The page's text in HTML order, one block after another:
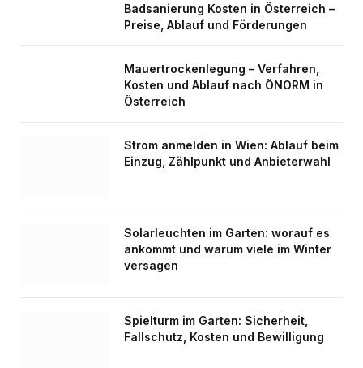
Badsanierung Kosten in Österreich –
Preise, Ablauf und Förderungen
Mauertrockenlegung – Verfahren,
Kosten und Ablauf nach ÖNORM in
Österreich
Strom anmelden in Wien: Ablauf beim
Einzug, Zählpunkt und Anbieterwahl
Solarleuchten im Garten: worauf es
ankommt und warum viele im Winter
versagen
Spielturm im Garten: Sicherheit,
Fallschutz, Kosten und Bewilligung